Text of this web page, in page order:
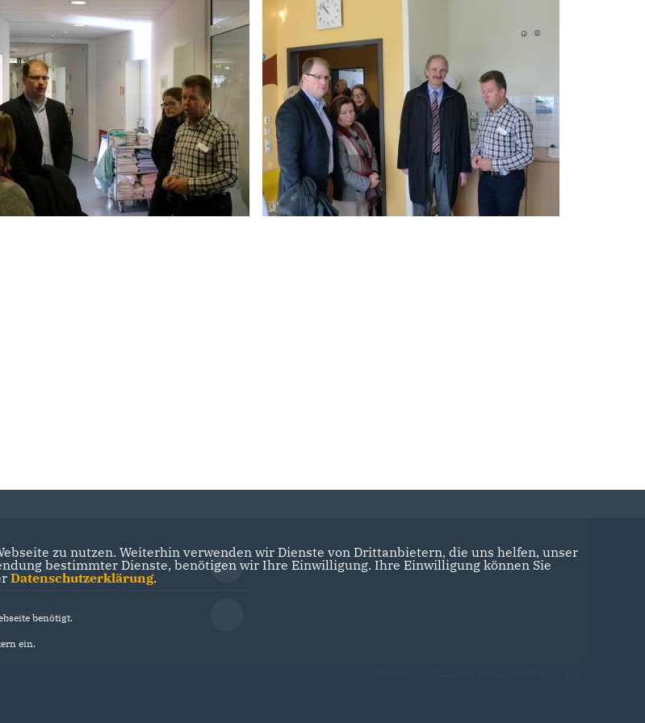
zu nutzen. Weiterhin verwenden wir Dienste von Drittanbietern, die uns helfen, unser
bestimmter Dienste, benötigen wir Ihre Einwilligung. Ihre Einwilligung können Sie
Datenschutzerklärung.
benötigt.
ein.